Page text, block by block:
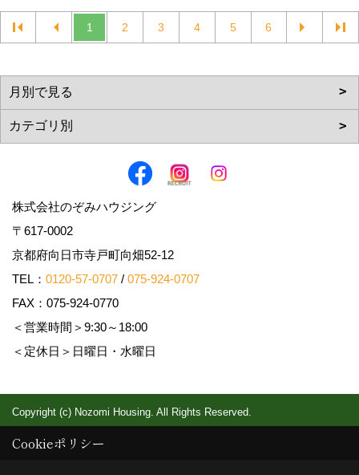
1 2 3 4 5 6
株式会社のぞみハウジング
〒617-0002
京都府向日市寺戸町向畑52-12
TEL： 0120-57-0707 / 075-924-0707
FAX：075-924-0770
＜営業時間＞9:30～18:00
＜定休日＞日曜日・水曜日
Copyright (c) Nozomi Housing. All Rights Reserved.
Cookieポリシー